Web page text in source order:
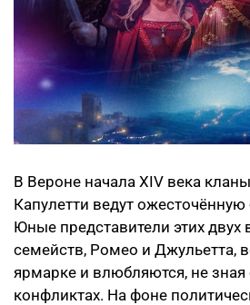
В Вероне начала XIV века
Капулетти ведут ожесточённую
Юные представители этих
семейств, Ромео и Джульетта,
ярмарке и влюбляются, не зная
конфликтах. На фоне